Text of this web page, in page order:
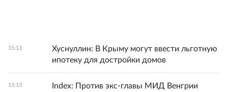
15:13
Хуснуллин: В Крыму могут ввести льготную
ипотеку для достройки домов
15:13
Index: Против экс-главы МИД Венгрии